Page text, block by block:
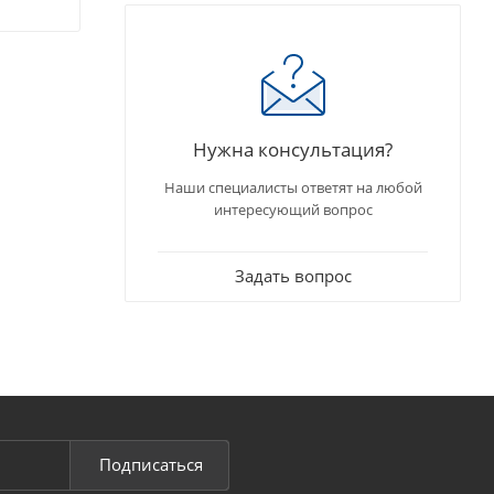
Нужна консультация?
Наши специалисты ответят на любой
интересующий вопрос
Задать вопрос
Подписаться